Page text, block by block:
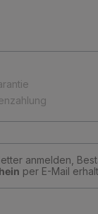
anmelden,
per E-Mail